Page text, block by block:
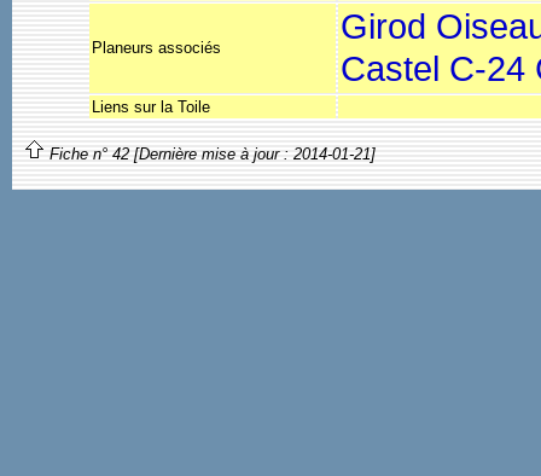
Planeurs associés
Girod
Castel C-24
Liens sur la Toile
Fiche n° 42 [Dernière mise à jour : 2014-01-21]